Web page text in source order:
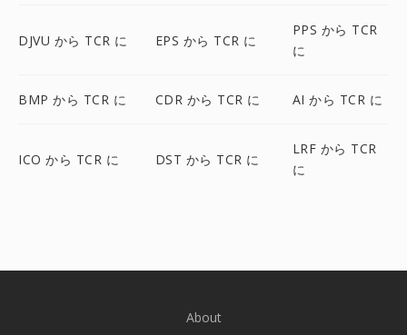
DJVU から TCR に EPS から TCR に
PPS から TCR
に
BMP から TCR に CDR から TCR に AI から TCR に
ICO から TCR に DST から TCR に
LRF から TCR
に
About